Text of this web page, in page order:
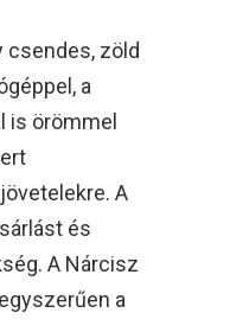
csendes, zöld
a
is örömmel
A
és
A Nárcisz
a